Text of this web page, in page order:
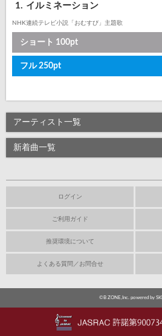
1. イルミネーション
NHK連続テレビ小説「おむすび」主題歌
ショート 100pt
フル 250pt
アーティスト一覧
新着曲一覧
ログイン
ご利用ガイド
推奨環境について
よくある質問／お問合せ
©B ZONE,Inc. powered by